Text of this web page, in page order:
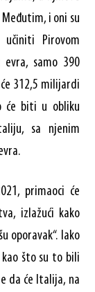
i oni su
Pirovom
samo 390
312,5 milijardi
će biti u obliku
sa njenim
primaoci će
izlažući kako
oporavak“. Iako
što su to bili
da će Italija, na